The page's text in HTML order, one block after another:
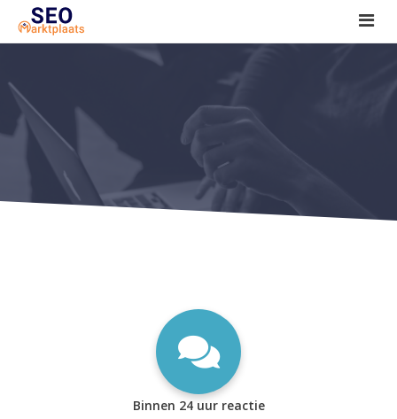
SEO tools reviews
Marketeer bij jou in de buurt?
Offerte
1. Seo voor beginners +
2. Onderzoeken +
Binnen 24 uur reactie